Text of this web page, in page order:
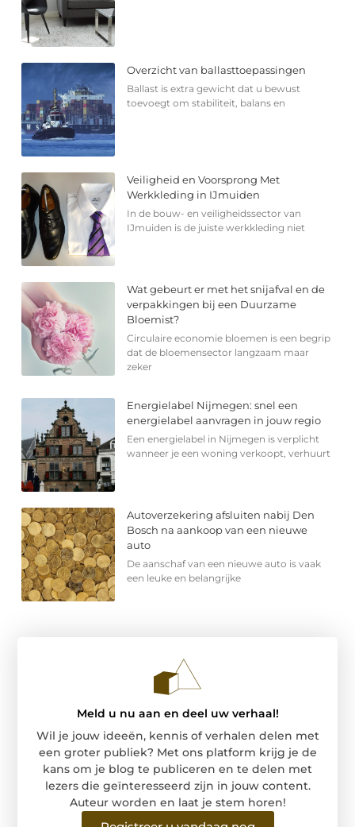
Overzicht van ballasttoepassingen
Ballast is extra gewicht dat u bewust
toevoegt om stabiliteit, balans en
Veiligheid en Voorsprong Met
Werkkleding in IJmuiden
In de bouw- en veiligheidssector van
IJmuiden is de juiste werkkleding niet
Wat gebeurt er met het snijafval en de
verpakkingen bij een Duurzame
Bloemist?
Circulaire economie bloemen is een begrip
dat de bloemensector langzaam maar
zeker
Energielabel Nijmegen: snel een
energielabel aanvragen in jouw regio
Een energielabel in Nijmegen is verplicht
wanneer je een woning verkoopt, verhuurt
Autoverzekering afsluiten nabij Den
Bosch na aankoop van een nieuwe
auto
De aanschaf van een nieuwe auto is vaak
een leuke en belangrijke
Meld u nu aan en deel uw verhaal!
Wil je jouw ideeën, kennis of verhalen delen met
een groter publiek? Met ons platform krijg je de
kans om je blog te publiceren en te delen met
lezers die geïnteresseerd zijn in jouw content.
Auteur worden en laat je stem horen!